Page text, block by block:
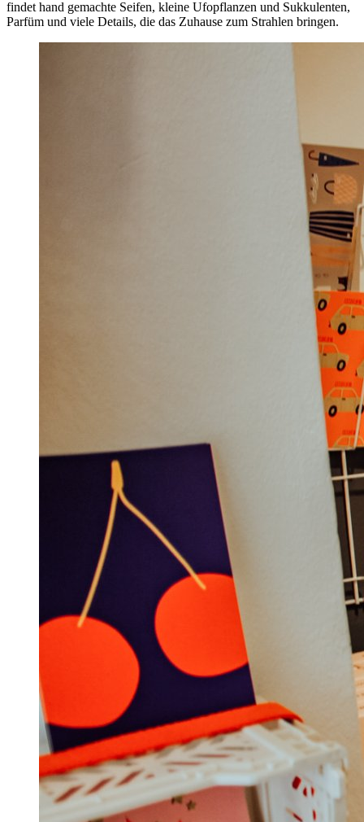
findet hand gemachte Seifen, kleine Ufopflanzen und Sukkulenten,
Parfüm und viele Details, die das Zuhause zum Strahlen bringen.